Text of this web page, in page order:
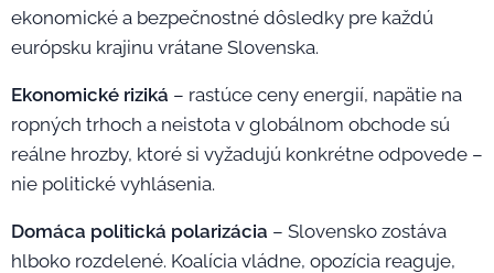
ekonomické a bezpečnostné dôsledky pre každú
európsku krajinu vrátane Slovenska.
Ekonomické riziká – rastúce ceny energií, napätie na
ropných trhoch a neistota v globálnom obchode sú
reálne hrozby, ktoré si vyžadujú konkrétne odpovede –
nie politické vyhlásenia.
Domáca politická polarizácia – Slovensko zostáva
hlboko rozdelené. Koalícia vládne, opozícia reaguje,